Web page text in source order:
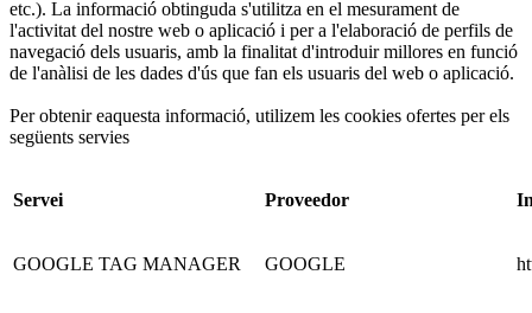
etc.). La informació obtinguda s'utilitza en el mesurament de
l'activitat del nostre web o aplicació i per a l'elaboració de perfils de
navegació dels usuaris, amb la finalitat d'introduir millores en funció
de l'anàlisi de les dades d'ús que fan els usuaris del web o aplicació.
Per obtenir eaquesta informació, utilizem les cookies ofertes per els
següents servies
Servei Proveedor
GOOGLE TAG MANAGER GOOGLE